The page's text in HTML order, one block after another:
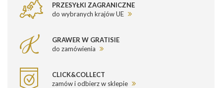
PRZESYŁKI ZAGRANICZNE
do wybranych krajów UE
GRAWER W GRATISIE
do zamówienia
CLICK&COLLECT
zamów i odbierz w sklepie